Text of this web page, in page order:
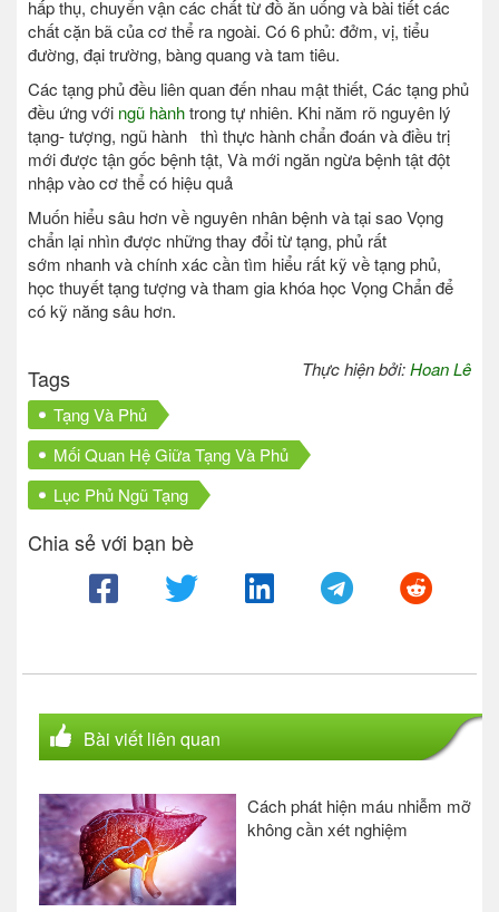
hấp thụ, chuyển vận các chất từ đồ ăn uống và bài tiết các
chất cặn bã của cơ thể ra ngoài. Có 6 phủ: đởm, vị, tiểu
đường, đại trường, bàng quang và tam tiêu.
Các tạng phủ đều liên quan đến nhau mật thiết, Các tạng phủ
đều ứng với ngũ hànhtrong tự nhiên. Khi năm rõ nguyên lý
tạng- tượng, ngũ hành thì thực hành chẩn đoán và điều trị
mới được tận gốc bệnh tật, Và mới ngăn ngừa bệnh tật đột
nhập vào cơ thể có hiệu quả
Muốn hiểu sâu hơn về nguyên nhân bệnh và tại sao Vọng
chẩn lại nhìn được những thay đổi từ tạng, phủ rất
sớm nhanh và chính xác cần tìm hiểu rất kỹ về tạng phủ,
học thuyết tạng tượng và tham gia khóa học Vọng Chẩn để
có kỹ năng sâu hơn.
Thực hiện bởi:Hoan Lê
Tags
Tạng Và Phủ
Mối Quan Hệ Giữa Tạng Và Phủ
Lục Phủ Ngũ Tạng
Chia sẻ với bạn bè
Bài viết liên quan
Cách phát hiện máu nhiễm mỡ
không cần xét nghiệm